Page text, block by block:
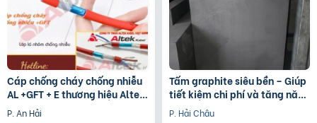
Cáp chống cháy chống nhiễu
AL +GFT + E thương hiệu Altek
Kabel
P. An Hải
Tấm graphite siêu bền – Giúp
tiết kiệm chi phí và tăng năng
suất
P. Hải Châu